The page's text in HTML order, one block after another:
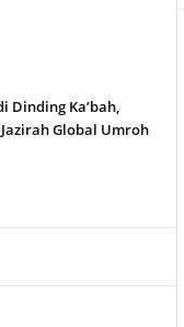
Dinding Ka’bah,
Global Umroh